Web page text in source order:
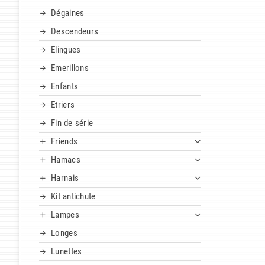
Dégaines
Descendeurs
Elingues
Emerillons
Enfants
Etriers
Fin de série
Friends
Hamacs
Harnais
Kit antichute
Lampes
Longes
Lunettes